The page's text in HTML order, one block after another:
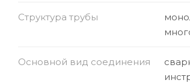
Структура трубы
Основной вид соединения